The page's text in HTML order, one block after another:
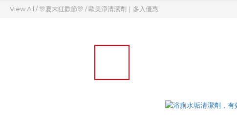
View All /🎊夏末狂歡節🎊 /歐美淨清潔劑｜多入優惠